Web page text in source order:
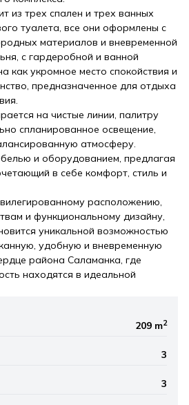
из трех спален и трех ванных
туалета, все они оформлены с
материалов и вневременной
с гардеробной и ванной
как укромное место спокойствия и
предназначенное для отдыха
на чистые линии, палитру
спланированное освещение,
атмосферу.
и оборудованием, предлагая
в себе комфорт, стиль и
расположению,
и функциональному дизайну,
уникальной возможностью
удобную и вневременную
района Саламанка, где
находятся в идеальной
209 m2
3
3